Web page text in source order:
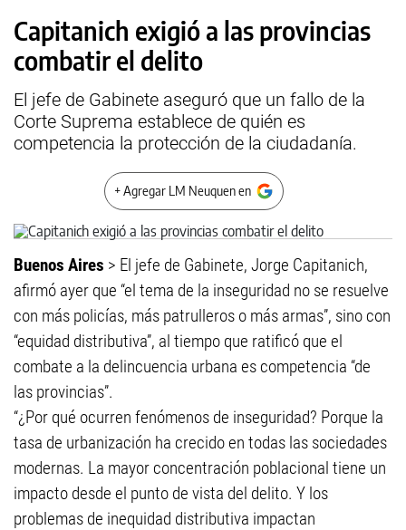
Capitanich exigió a las provincias
combatir el delito
El jefe de Gabinete aseguró que un fallo de la
Corte Suprema establece de quién es
competencia la protección de la ciudadanía.
+ Agregar LM Neuquen en
Buenos Aires > El jefe de Gabinete, Jorge Capitanich,
afirmó ayer que “el tema de la inseguridad no se resuelve
con más policías, más patrulleros o más armas”, sino con
“equidad distributiva”, al tiempo que ratificó que el
combate a la delincuencia urbana es competencia “de
las provincias”.
“¿Por qué ocurren fenómenos de inseguridad? Porque la
tasa de urbanización ha crecido en todas las sociedades
modernas. La mayor concentración poblacional tiene un
impacto desde el punto de vista del delito. Y los
problemas de inequidad distributiva impactan